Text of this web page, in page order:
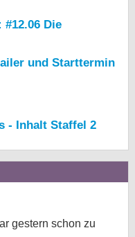
Die
und Starttermin
- Inhalt Staffel 2
gestern schon zu